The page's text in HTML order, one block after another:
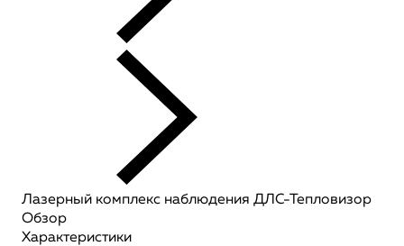
Лазерный комплекс наблюдения ДЛС-Тепловизор
Обзор
Характеристики